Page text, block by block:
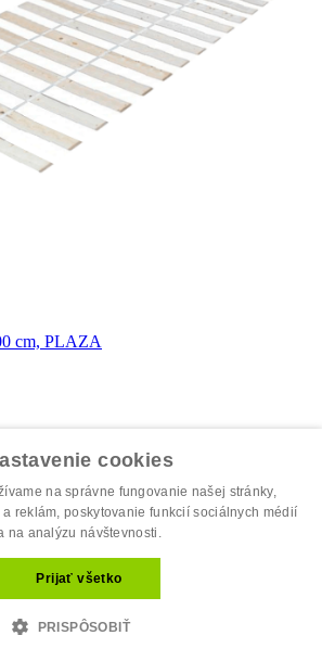
cm, PLAZA
cookies
na správne fungovanie našej stránky,
reklám, poskytovanie funkcií sociálnych médií
na analýzu návštevnosti.
Prijať všetko
PRISPÔSOBIŤ